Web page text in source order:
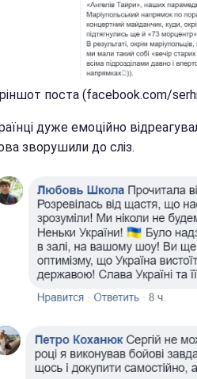
поста (facebook.com/
дуже емоційно
зворушили до сліз.